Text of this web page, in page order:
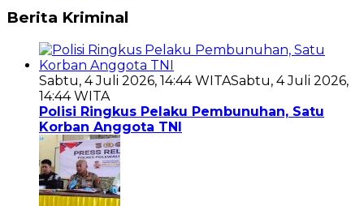
Berita Kriminal
Sabtu, 4 Juli 2026, 14:44 WITASabtu, 4 Juli 2026,
14:44 WITA
Polisi Ringkus Pelaku Pembunuhan, Satu
Korban Anggota TNI